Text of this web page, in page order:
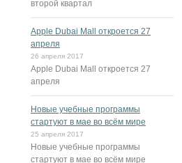
второй квартал
Apple Dubai Mall откроется 27
апреля
26 апреля 2017
Apple Dubai Mall откроется 27
апреля
Новые учебные программы
стартуют в мае во всём мире
25 апреля 2017
Новые учебные программы
стартуют в мае во всём мире